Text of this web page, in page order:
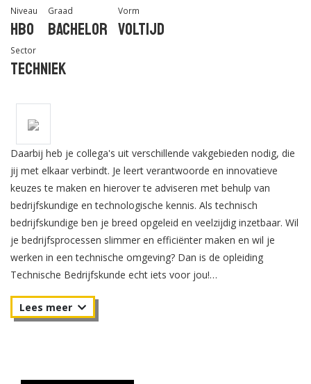
Niveau
Hbo
Graad
Bachelor
Vorm
Voltijd
Sector
Techniek
Daarbij heb je collega's uit verschillende vakgebieden nodig, die
jij met elkaar verbindt. Je leert verantwoorde en innovatieve
keuzes te maken en hierover te adviseren met behulp van
bedrijfskundige en technologische kennis. Als technisch
bedrijfskundige ben je breed opgeleid en veelzijdig inzetbaar. Wil
je bedrijfsprocessen slimmer en efficiënter maken en wil je
werken in een technische omgeving? Dan is de opleiding
Technische Bedrijfskunde echt iets voor jou!
de verschillende processen komt kijken en hoe je de prestaties